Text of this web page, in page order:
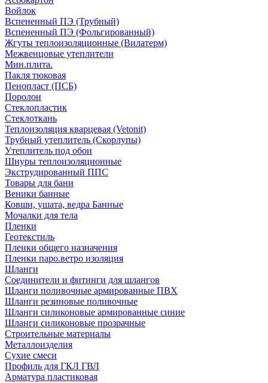
Войлок
Вспененный ПЭ (Трубный)
Вспененный ПЭ (Фольгированный)
Жгуты теплоизоляционные (Вилатерм)
Межвенцовые утеплители
Мин.плита.
Пакля тюковая
Пенопласт (ПСБ)
Поролон
Стеклопластик
Стеклоткань
Теплоизоляция кварцевая (Vetonit)
Трубный утеплитель (Скорлупы)
Утеплитель под обои
Шнуры теплоизоляционные
Экструдированный ППС
Товары для бани
Веники банные
Ковши, ушата, ведра Банные
Мочалки для тела
Пленки
Геотекстиль
Пленки общего назначения
Пленки паро.ветро изоляция
Шланги
Соединители и фитинги для шлангов
Шланги поливочные армированные ПВХ
Шланги резиновые поливочные
Шланги силиконовые армированные синие
Шланги силиконовые прозрачные
Строительные материалы
Металлоизделия
Сухие смеси
Профиль для ГКЛ ГВЛ
Арматура пластиковая